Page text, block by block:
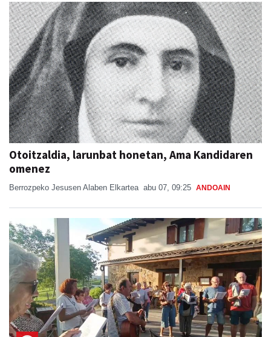
Otoitzaldia, larunbat honetan, Ama Kandidaren
omenez
Berrozpeko Jesusen Alaben Elkartea abu 07, 09:25 ANDOAIN